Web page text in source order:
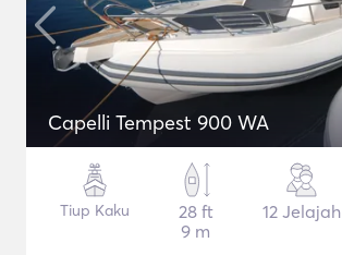
Capelli Tempest 900 WA
Tiup Kaku
28 ft
9 m
12 Jelajah